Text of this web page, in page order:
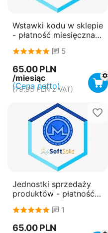
Wstawki kodu w sklepie
- płatność miesięczna
5
65.00 PLN
/miesiąc
(Cena netto)
(79.95 PLNz VAT)
Jednostki sprzedaży
produktów - płatność
(subskrypcja)1
65.00 PLN